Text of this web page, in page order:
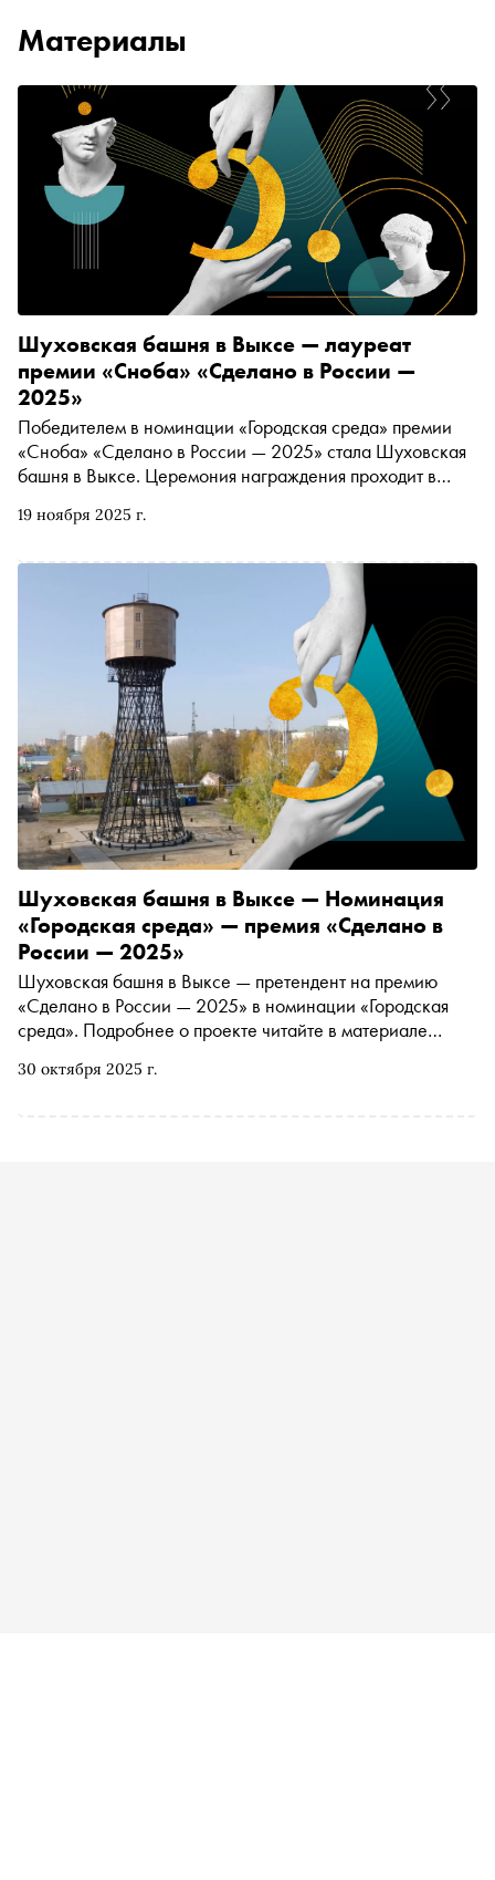
Материалы
19 ноября 2025 г.
Шуховская башня в Выксе — лауреат
премии «Сноба» «Сделано в России —
2025»
Победителем в номинации «Городская среда» премии
«Сноба» «Сделано в России — 2025» стала Шуховская
башня в Выксе. Церемония награждения проходит в
30 октября 2025 г.
Шуховская башня в Выксе — Номинация
«Городская среда» — премия «Сделано в
России — 2025»
Шуховская башня в Выксе — претендент на премию
«Сделано в России — 2025» в номинации «Городская
среда». Подробнее о проекте читайте в материале